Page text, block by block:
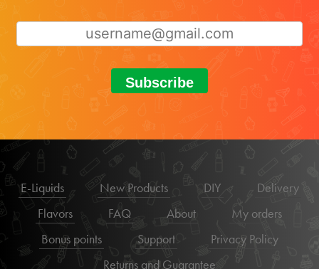
Subscribe
E-Liquids New Products DIY
Delivery
Flavors
FAQ About
My orders
Bonus points
Support
Privacy Policy
Returns and Guarantee